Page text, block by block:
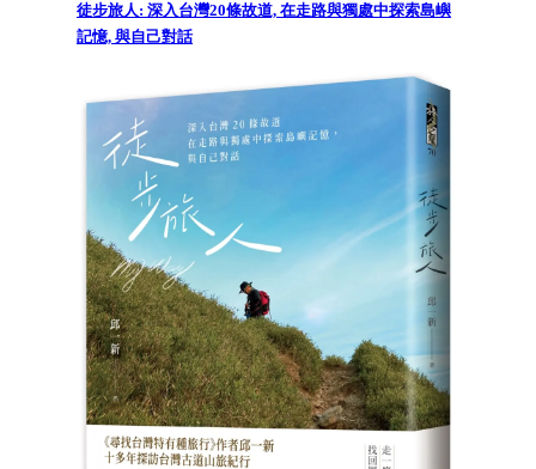
徒步旅人: 深入台灣20條故道, 在走路與獨處中探索島嶼
記憶, 與自己對話